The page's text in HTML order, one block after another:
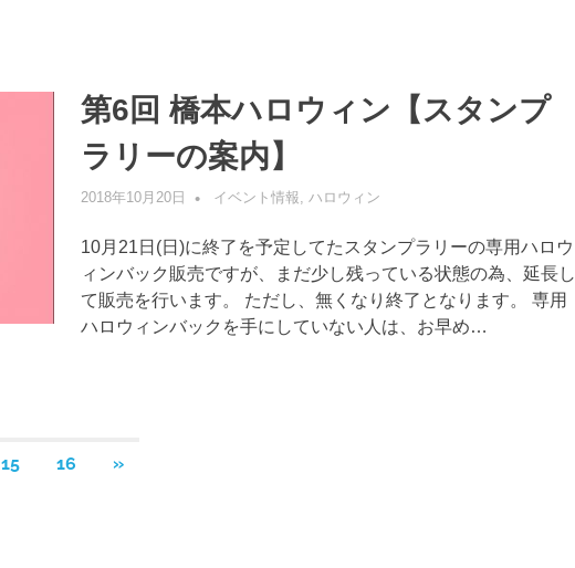
第6回 橋本ハロウィン【スタンプ
ラリーの案内】
2018年10月20日 管理者
イベント情報, ハロウィン
10月21日(日)に終了を予定してたスタンプラリーの専用ハロウ
ィンバック販売ですが、まだ少し残っている状態の為、延長し
て販売を行います。 ただし、無くなり終了となります。 専用
ハロウィンバックを手にしていない人は、お早め…
15 16
次
»